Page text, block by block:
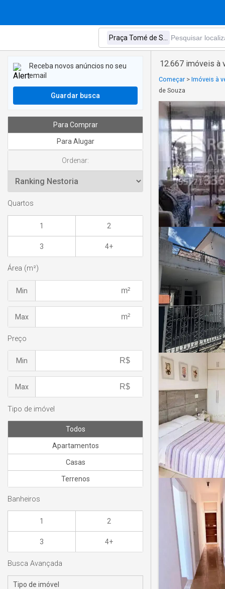
12.667 imóveis à
Começar > Imóveis à
de Souza
Receba novos anúncios no seu
email
Guardar busca
Para Comprar
Para Alugar
Ordenar:
Quartos
1 2
3 4+
Área (m²)
Min
Max
Preço
Min
Max
Tipo de imóvel
Todos
Apartamentos
Casas
Terrenos
Banheiros
1 2
3 4+
Busca Avançada
Tipo de imóvel